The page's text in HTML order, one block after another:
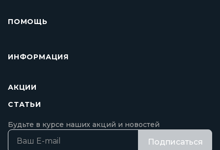
ПОМОЩЬ
ИНФОРМАЦИЯ
АКЦИИ
СТАТЬИ
Будьте в курсе наших акций и новостей
Подписаться